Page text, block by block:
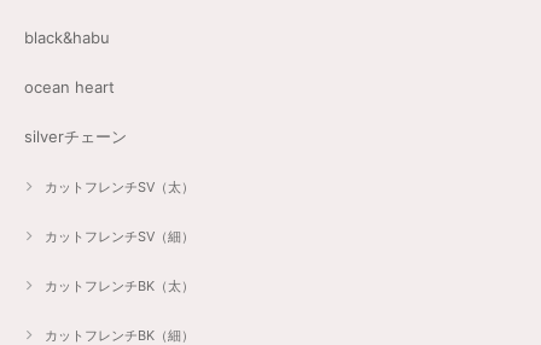
black&habu
ocean heart
silverチェーン
カットフレンチSV（太）
カットフレンチSV（細）
カットフレンチBK（太）
カットフレンチBK（細）